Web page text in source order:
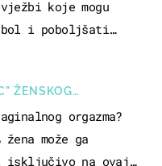
koje mogu
i poboljšati
ŽENSKOG
ISKUSTVAorgazma?
žena može ga
isključivo na ovaj